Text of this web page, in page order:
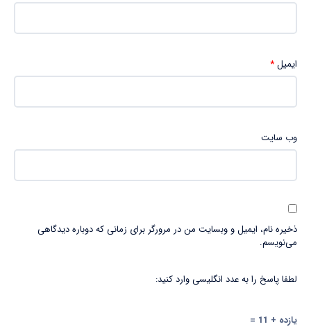
ایمیل*
وب‌ سایت
ذخیره نام، ایمیل و وبسایت من در مرورگر برای زمانی که دوباره دیدگاهی
می‌نویسم.
لطفا پاسخ را به عدد انگلیسی وارد کنید:
یازده + 11 =